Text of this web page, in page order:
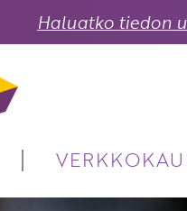
Haluatko tiedon